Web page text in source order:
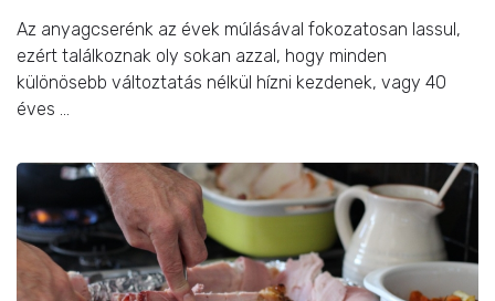
Az anyagcserénk az évek múlásával fokozatosan lassul,
ezért találkoznak oly sokan azzal, hogy minden
különösebb változtatás nélkül hízni kezdenek, vagy 40
éves ...